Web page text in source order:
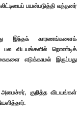
பயன்படுத்தி வந்தனர்
இந்தக் காரணங்களைக்
பல விடயங்களில் நொண்டிக்
எடுக்காமல் இருப்பது
குறித்த விடயங்கள்